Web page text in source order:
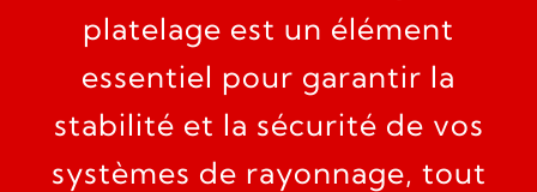
platelage est un élément
essentiel pour garantir la
stabilité et la sécurité de vos
systèmes de rayonnage, tout